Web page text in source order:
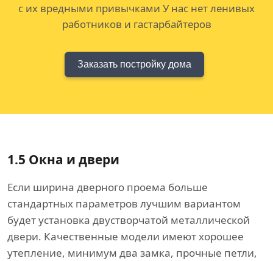
с их вредными привычками У нас нет ленивых
работников и гастарбайтеров
Заказать постройку дома
1.5 Окна и двери
Если ширина дверного проема больше
стандартных параметров лучшим вариантом
будет установка двустворчатой металлической
двери. Качественные модели имеют хорошее
утепление, минимум два замка, прочные петли,